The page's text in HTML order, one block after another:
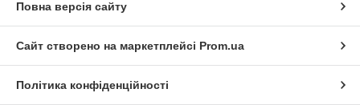
Повна версія сайту
Сайт створено на маркетплейсі Prom.ua
Політика конфіденційності